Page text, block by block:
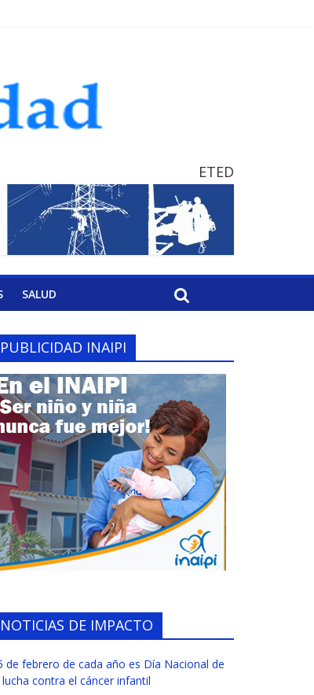
ETED
SALUD
PUBLICIDAD INAIPI
NOTICIAS DE IMPACTO
de febrero de cada año es Día Nacional de
lucha contra el cáncer infantil